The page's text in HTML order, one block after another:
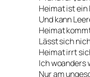
Heimat ist
Und kann
Heimat
Lässt sich
Heimat irrt
Ich woanders
Nur am